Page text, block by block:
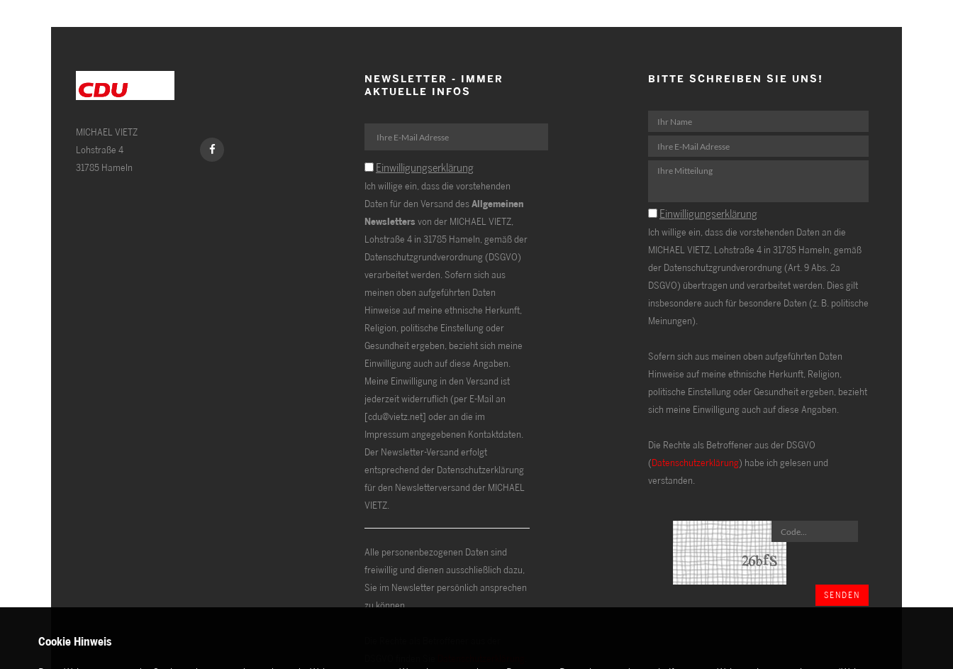
MICHAEL VIETZ
Lohstraße 4
31785 Hameln
NEWSLETTER - IMMER
AKTUELLE INFOS
Einwilligungserklärung
Ich willige ein, dass die vorstehenden
Daten für den Versand desAllgemeinen
Newsletters von der MICHAEL VIETZ,
Lohstraße 4 in 31785 Hameln, gemäß der
Datenschutzgrundverordnung (DSGVO)
verarbeitet werden. Sofern sich aus
meinen oben aufgeführten Daten
Hinweise auf meine ethnische Herkunft,
Religion, politische Einstellung oder
Gesundheit ergeben, bezieht sich meine
Einwilligung auch auf diese Angaben.
Meine Einwilligung in den Versand ist
jederzeit widerruflich (per E-Mail an
[cdu@vietz.net] oder an die im
Impressum angegebenen Kontaktdaten.
Der Newsletter-Versand erfolgt
entsprechend der Datenschutzerklärung
für den Newsletterversand der MICHAEL
VIETZ.
Alle personenbezogenen Daten sind
freiwillig und dienen ausschließlich dazu,
Sie im Newsletter persönlich ansprechen
zu können.
BITTE SCHREIBEN SIE UNS!
Einwilligungserklärung
Ich willige ein, dass die vorstehenden Daten an die
MICHAEL VIETZ, Lohstraße 4 in 31785 Hameln, gemäß
der Datenschutzgrundverordnung (Art. 9 Abs. 2a
DSGVO) übertragen und verarbeitet werden. Dies gilt
insbesondere auch für besondere Daten (z. B. politische
Meinungen).
Sofern sich aus meinen oben aufgeführten Daten
Hinweise auf meine ethnische Herkunft, Religion,
politische Einstellung oder Gesundheit ergeben, bezieht
sich meine Einwilligung auch auf diese Angaben.
Die Rechte als Betroffener aus der DSGVO
(Datenschutzerklärung) habe ich gelesen und
verstanden.
SENDEN
Cookie Hinweis